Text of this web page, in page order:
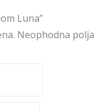
Luna”
Neophodna polja